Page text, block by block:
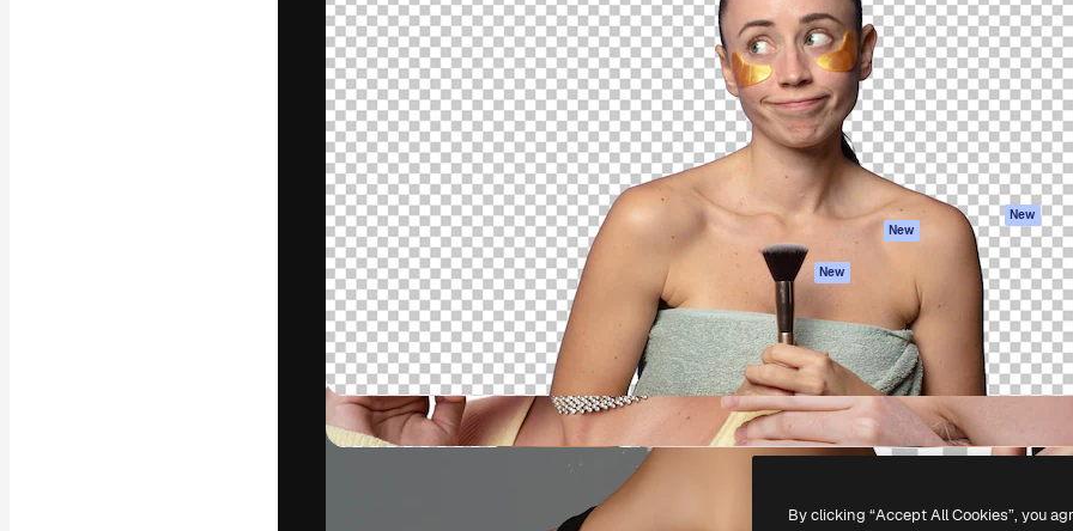
A plataforma criativa para você direcionar
seu melhor trabalho. Mais de 1 milhão de
assinantes entre criativos, empresas,
agências e estúdios.
Português
Spaces
Assistente de IA
Gerador de
imagens
Gerador de vídeos
Texto para voz
Conteúdo de stock
MCP para
Claude/ChatGPT
New
Agentes New
API
App móvel
Todas as
ferramentas
Academy
Documentação
Atendimento
Termos e
condições
Política de
privacidade
Originais New
Política de
Central de
confiabilidade
Afiliados
Empresas
Freepik Company S.L.U. Todos os direitos reservados.
By clicking “Accept All Cookies”, you